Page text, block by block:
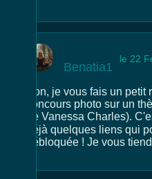
Benatia1
le 22
Bon, je vous fais un
concours photo sur un
de Vanessa Charles).
déjà quelques liens qui
débloquée ! Je vous